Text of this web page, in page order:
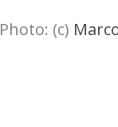
Photo: (c)